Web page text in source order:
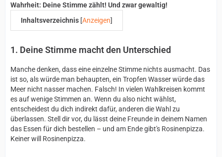
Wahrheit: Deine Stimme zählt! Und zwar gewaltig!
Inhaltsverzeichnis [Anzeigen]
1. Deine Stimme macht den Unterschied
Manche denken, dass eine einzelne Stimme nichts ausmacht. Das
ist so, als würde man behaupten, ein Tropfen Wasser würde das
Meer nicht nasser machen. Falsch! In vielen Wahlkreisen kommt
es auf wenige Stimmen an. Wenn du also nicht wählst,
entscheidest du dich indirekt dafür, anderen die Wahl zu
überlassen. Stell dir vor, du lässt deine Freunde in deinem Namen
das Essen für dich bestellen – und am Ende gibt's Rosinenpizza.
Keiner will Rosinenpizza.